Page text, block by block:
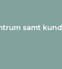
samt